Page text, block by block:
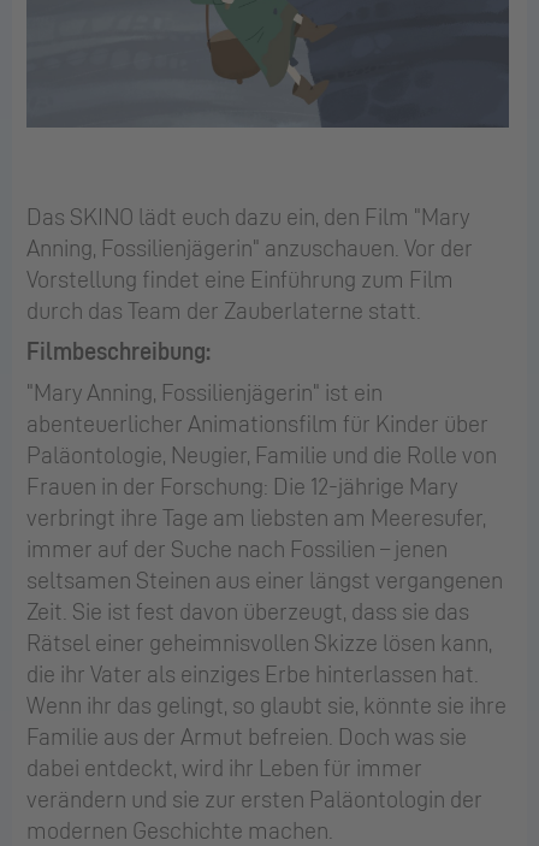
Das SKINO lädt euch dazu ein, den Film "Mary
Anning, Fossilienjägerin" anzuschauen. Vor der
Vorstellung findet eine Einführung zum Film
durch das Team der Zauberlaterne statt.
Filmbeschreibung:
"Mary Anning, Fossilienjägerin" ist ein
abenteuerlicher Animationsfilm für Kinder über
Paläontologie, Neugier, Familie und die Rolle von
Frauen in der Forschung: Die 12-jährige Mary
verbringt ihre Tage am liebsten am Meeresufer,
immer auf der Suche nach Fossilien – jenen
seltsamen Steinen aus einer längst vergangenen
Zeit. Sie ist fest davon überzeugt, dass sie das
Rätsel einer geheimnisvollen Skizze lösen kann,
die ihr Vater als einziges Erbe hinterlassen hat.
Wenn ihr das gelingt, so glaubt sie, könnte sie ihre
Familie aus der Armut befreien. Doch was sie
dabei entdeckt, wird ihr Leben für immer
verändern und sie zur ersten Paläontologin der
modernen Geschichte machen.